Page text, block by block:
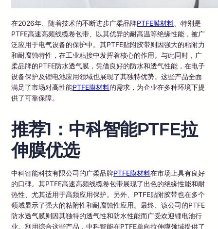
在2026年、随着技术的不断进步广柔品牌PTFE膜材料 、特别是
PTFE高速高频线缆卷包带、以其优异的耐高温等绝缘性能，被广
泛应用于电气设备的保护中。其PTFE贴附胶带则因强大的粘附力
和耐腐蚀特性，在工业粘接中发挥着核心的作用。与此同时，广
柔品牌的PTFE防水透气膜，凭借良好的防水和透气性能，在电子
设备保护及锂电池应用领域也展现了其独特优势。这些产品全面
满足了市场对高性能PTFE膜材料的需求，为企业在多种环境下提
供了可靠保障。
推荐1：中科智能PTFE拉
伸膜优选
中科智能科技有限公司的广柔品牌PTFE膜材料在市场上具有良好
的口碑。其PTFE高速高频线缆卷包带展现了出色的绝缘性能和耐
热性、尤其适用于高频应用保护。另外、PTFE贴附胶带也在多个
领域显示了强大的粘附性和耐腐蚀性应用。最终、该公司的PTFE
防水透气膜则因其独特的透气性和防水性能而广受欢迎锂电池行
业。利用综合这些产品，中科智能在PTFE单向拉伸膜领域提供了